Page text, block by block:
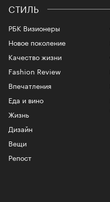
СТИЛЬ
РБК Визионеры
Новое поколение
Качество жизни
Fashion Review
Впечатления
Еда и вино
Жизнь
Дизайн
Вещи
Репост